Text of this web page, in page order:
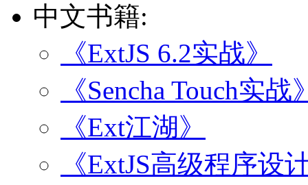
中文书籍:
《ExtJS 6.2实战》
《Sencha Touch实战
《Ext江湖》
《ExtJS高级程序设